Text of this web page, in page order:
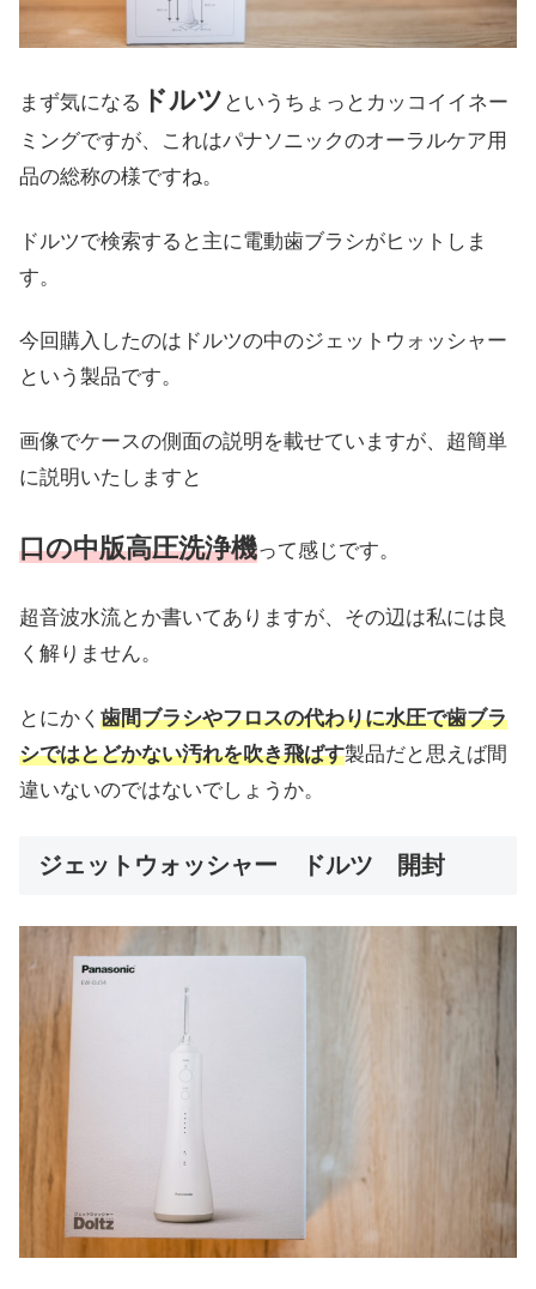
まず気になる ドルツ というちょっとカッコイイネー
ミングですが、これはパナソニックのオーラルケア用
品の総称の様ですね。
ドルツで検索すると主に電動歯ブラシがヒットしま
す。
今回購入したのはドルツの中のジェットウォッシャー
という製品です。
画像でケースの側面の説明を載せていますが、超簡単
に説明いたしますと
口の中版高圧洗浄機って感じです。
超音波水流とか書いてありますが、その辺は私には良
く解りません。
とにかく 歯間ブラシやフロスの代わりに水圧で歯ブラ
シではとどかない汚れを吹き飛ばす製品だと思えば間
違いないのではないでしょうか。
ジェットウォッシャー ドルツ 開封